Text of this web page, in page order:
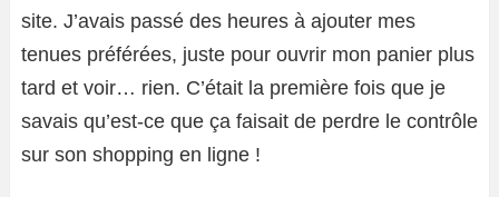
site. J’avais passé des heures à ajouter mes
tenues préférées, juste pour ouvrir mon panier plus
tard et voir… rien. C’était la première fois que je
savais qu’est-ce que ça faisait de perdre le contrôle
sur son shopping en ligne !